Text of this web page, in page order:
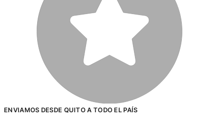
ENVIAMOS DESDE QUITO A TODO EL PAÍS